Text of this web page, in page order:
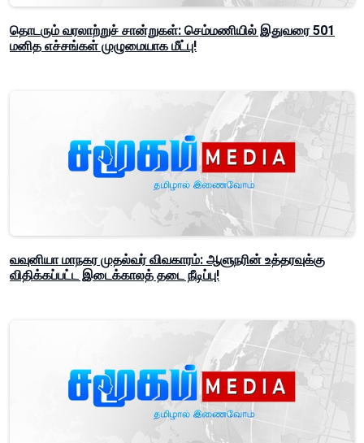
தொடரும் வரலாற்றுச் சான்றுகள்: செம்மணியில் இதுவரை 501
மனித எச்சங்கள் முழுமையாக மீட்பு!
வவுனியா மாநகர முதல்வர் விவகாரம்: ஆளுநரின் உத்தரவுக்கு
விதிக்கப்பட்ட இடைக்காலத் தடை நீடிப்பு!